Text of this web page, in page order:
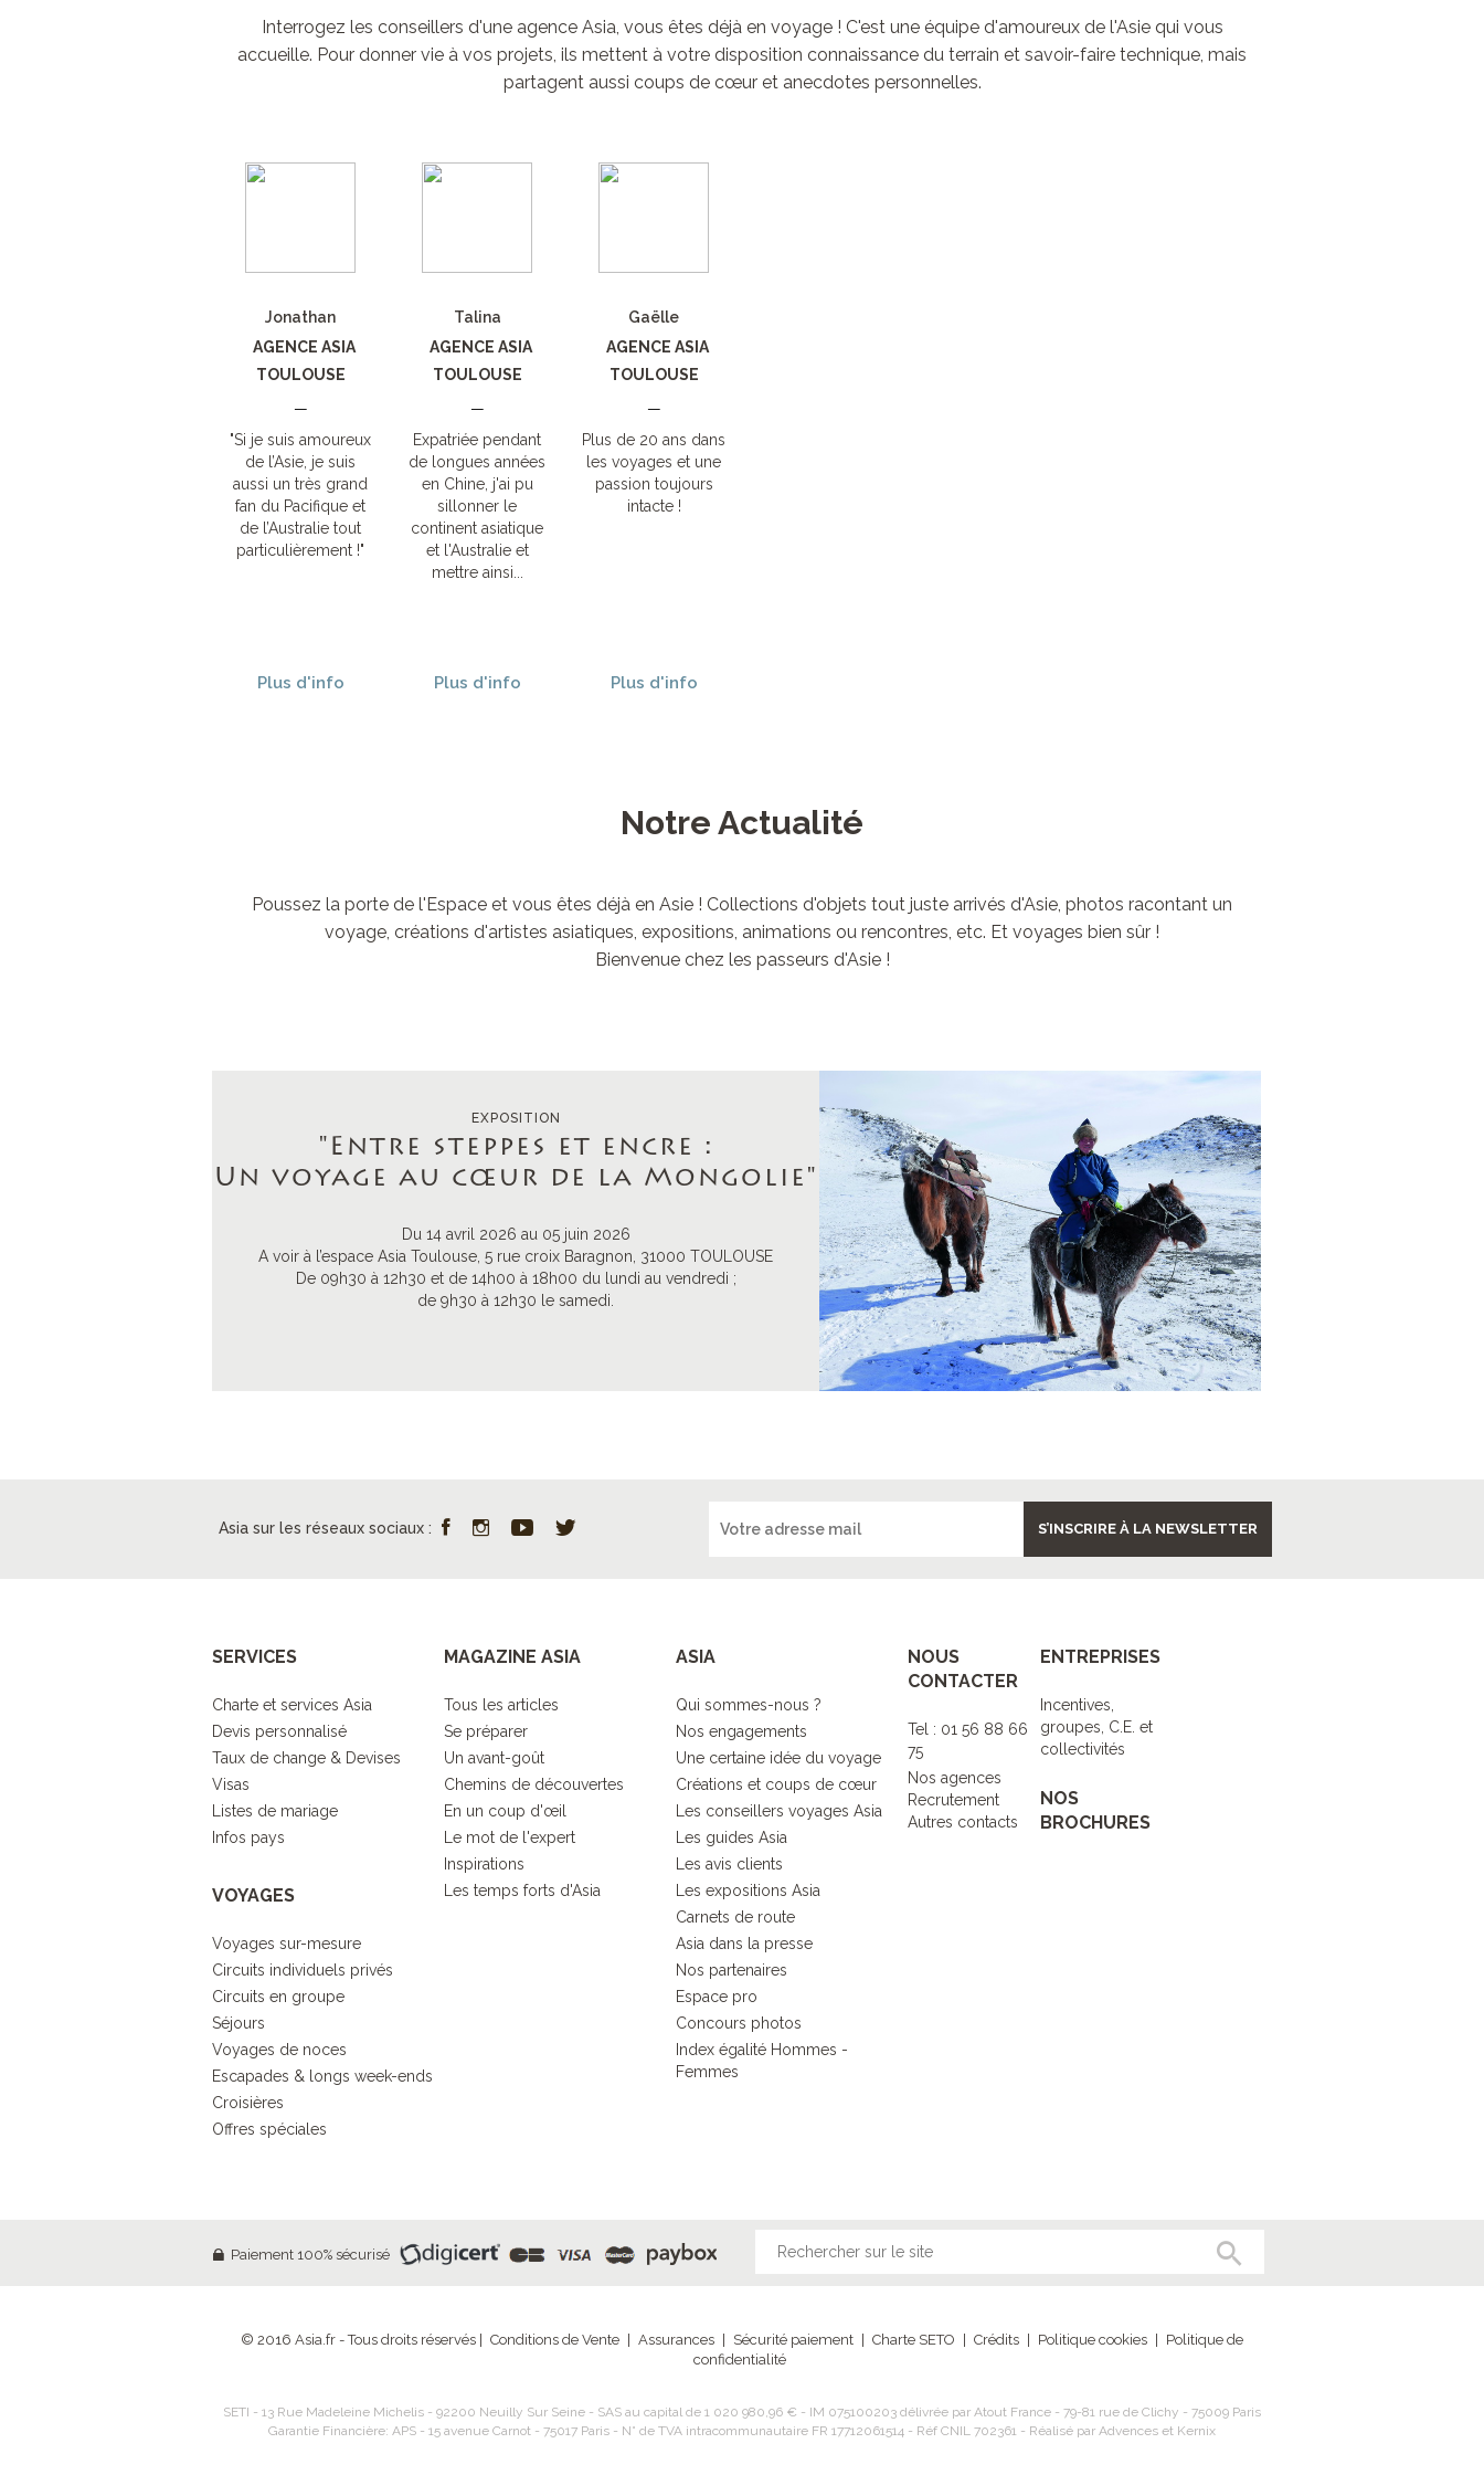
Interrogez les conseillers d'une agence Asia, vous êtes déjà en voyage ! C'est une équipe d'amoureux de l'Asie qui vous
accueille. Pour donner vie à vos projets, ils mettent à votre disposition connaissance du terrain et savoir-faire technique, mais
partagent aussi coups de cœur et anecdotes personnelles.
Jonathan
AGENCE ASIA
TOULOUSE
—
"Si je suis amoureux
de l’Asie, je suis
aussi un très grand
fan du Pacifique et
de l’Australie tout
particulièrement !"
Plus d'info
Talina
AGENCE ASIA
TOULOUSE
—
Expatriée pendant
de longues années
en Chine, j'ai pu
sillonner le
continent asiatique
et l'Australie et
mettre ainsi...
Plus d'info
Gaëlle
AGENCE ASIA
TOULOUSE
—
Plus de 20 ans dans
les voyages et une
passion toujours
intacte !
Plus d'info
Notre Actualité
Poussez la porte de l'Espace et vous êtes déjà en Asie ! Collections d'objets tout juste arrivés d'Asie, photos racontant un
voyage, créations d'artistes asiatiques, expositions, animations ou rencontres, etc. Et voyages bien sûr !
Bienvenue chez les passeurs d'Asie !
EXPOSITION
"Entre steppes et encre :
Un voyage au cœur de la Mongolie"
Du 14 avril 2026 au 05 juin 2026
A voir à l’espace Asia Toulouse, 5 rue croix Baragnon, 31000 TOULOUSE
De 09h30 à 12h30 et de 14h00 à 18h00 du lundi au vendredi ;
de 9h30 à 12h30 le samedi.
Asia sur les réseaux sociaux : S’INSCRIRE À LA NEWSLETTER
SERVICES
Charte et services Asia
Devis personnalisé
Taux de change & Devises
Visas
Listes de mariage
Infos pays
VOYAGES
Voyages sur-mesure
Circuits individuels privés
Circuits en groupe
Séjours
Voyages de noces
Escapades & longs week-ends
Croisières
Offres spéciales
MAGAZINE ASIA
Tous les articles
Se préparer
Un avant-goût
Chemins de découvertes
En un coup d'œil
Le mot de l'expert
Inspirations
Les temps forts d'Asia
ASIA
Qui sommes-nous ?
Nos engagements
Une certaine idée du voyage
Créations et coups de cœur
Les conseillers voyages Asia
Les guides Asia
Les avis clients
Les expositions Asia
Carnets de route
Asia dans la presse
Nos partenaires
Espace pro
Concours photos
Index égalité Hommes -
Femmes
NOUS
CONTACTER
Tel : 01 56 88 66
75
Nos agences
Recrutement
Autres contacts
ENTREPRISES
Incentives,
groupes, C.E. et
collectivités
NOS
BROCHURES
Paiement 100% sécurisé
© 2016 Asia.fr - Tous droits réservés | Conditions de Vente Assurances Sécurité paiement Charte SETO Crédits Politique cookies
Politique de
confidentialité
SETI - 13 Rue Madeleine Michelis - 92200 Neuilly Sur Seine - SAS au capital de 1 020 980,96 € - IM 075100203 délivrée par Atout France - 79-81 rue de Clichy - 75009 Paris
Garantie Financière: APS - 15 avenue Carnot - 75017 Paris - N° de TVA intracommunautaire FR 17712061514 - Réf CNIL 702361 - Réalisé par Advences et Kernix